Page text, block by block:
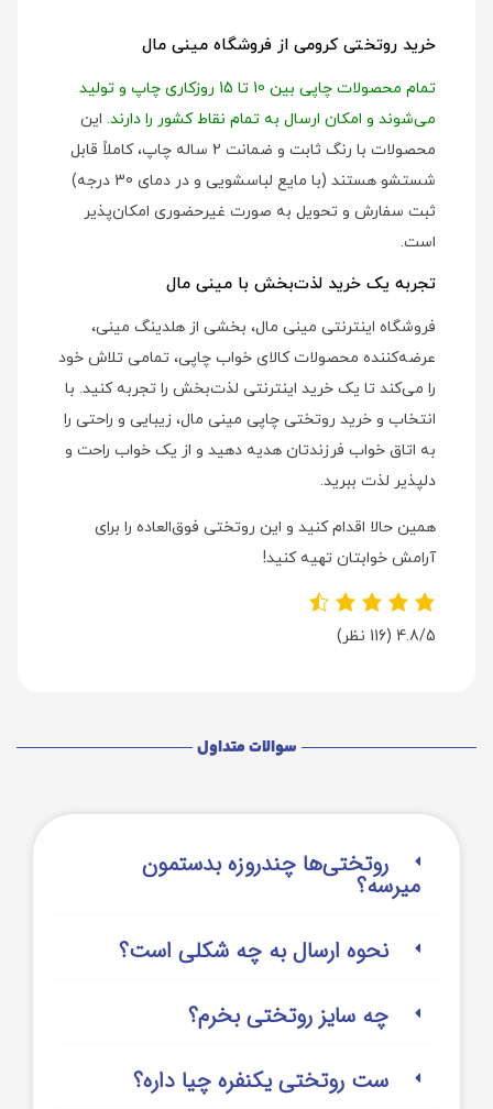
خرید روتختی کرومی از فروشگاه مینی مال
تمام محصولات چاپی بین 10 تا 15 روزکاری چاپ و تولید
می‌شوند و امکان ارسال به تمام نقاط کشور را دارند. این
محصولات با رنگ ثابت و ضمانت 2 ساله چاپ، کاملاً قابل
شستشو هستند (با مایع لباسشویی و در دمای 30 درجه)
ثبت سفارش و تحویل به صورت غیرحضوری امکان‌پذیر
است.
تجربه یک خرید لذت‌بخش با مینی مال
فروشگاه اینترنتی مینی مال، بخشی از هلدینگ مینی،
عرضه‌کننده محصولات کالای خواب چاپی، تمامی تلاش خود
را می‌کند تا یک خرید اینترنتی لذت‌بخش را تجربه کنید. با
انتخاب و خرید روتختی چاپی مینی مال، زیبایی و راحتی را
به اتاق خواب فرزندتان هدیه دهید و از یک خواب راحت و
دلپذیر لذت ببرید.
همین حالا اقدام کنید و این روتختی فوق‌العاده را برای
آرامش خوابتان تهیه کنید!
4.8/5 (116 نظر)
سوالات متداول
روتختی‌‌ها چندروزه بدستمون
میرسه؟
نحوه ارسال به چه شکلی است؟
چه سایز روتختی بخرم؟
ست روتختی یکنفره چیا داره؟